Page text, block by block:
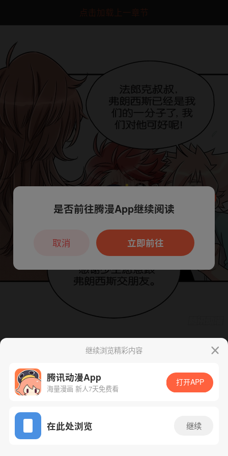
点击加载上一章节
App免费看
继续浏览精彩内容
腾讯动漫App
海量漫画 新人7天免费看
打开APP
在此处浏览 继续
本章节仅支持App阅读，可打开App新用
户7天免费看
是否前往腾漫App继续阅读
立即前往
取消